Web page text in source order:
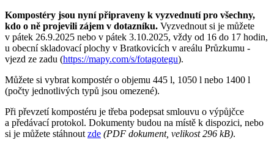
Kompostéry jsou nyní připraveny k vyzvednutí pro všechny,
kdo o ně projevili zájem v dotazníku. Vyzvednout si je můžete
v pátek 26.9.2025 nebo v pátek 3.10.2025, vždy od 16 do 17 hodin,
u obecní skladovací plochy v Bratkovicích v areálu Průzkumu -
vjezd ze zadu (https://mapy.com/s/fotagotegu).
Můžete si vybrat kompostér o objemu 445 l, 1050 l nebo 1400 l
(počty jednotlivých typů jsou omezené).
Při převzetí kompostéru je třeba podepsat smlouvu o výpůjčce
a předávací protokol. Dokumenty budou na místě k dispozici, nebo
si je můžete stáhnout zde (PDF dokument, velikost 296 kB).